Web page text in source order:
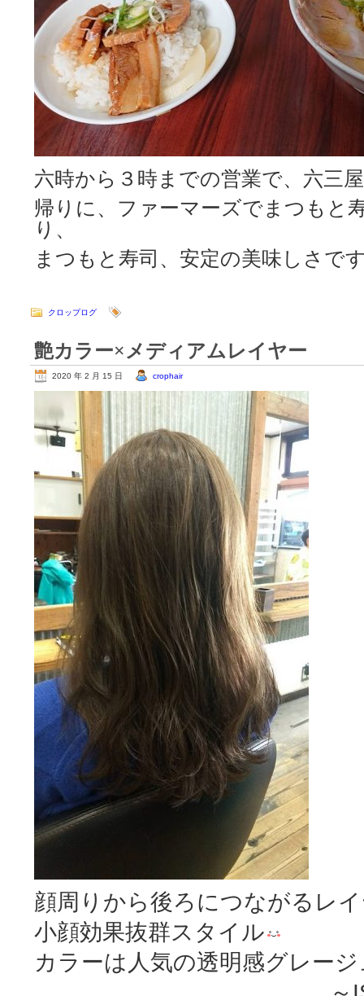
六時から３時までの営業で、六三
帰りに、ファーマーズでまつもと
り、
まつもと寿司、安定の美味しさで
クロップログ
艶カラー×メディアムレイヤー
2020 年 2 月 15 日 crophair
顔周りから後ろにつながるレ
小顔効果抜群スタイル
カラーは人気の透明感グレー